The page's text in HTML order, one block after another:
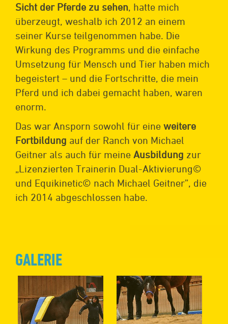
Sicht der Pferde zu sehen, hatte mich
überzeugt, weshalb ich 2012 an einem
seiner Kurse teilgenommen habe. Die
Wirkung des Programms und die einfache
Umsetzung für Mensch und Tier haben mich
begeistert – und die Fortschritte, die mein
Pferd und ich dabei gemacht haben, waren
enorm.
Das war Ansporn sowohl für eine weitere
Fortbildung auf der Ranch von Michael
Geitner als auch für meine Ausbildung zur
„Lizenzierten Trainerin Dual-Aktivierung©
und Equikinetic© nach Michael Geitner”, die
ich 2014 abgeschlossen habe.
GALERIE